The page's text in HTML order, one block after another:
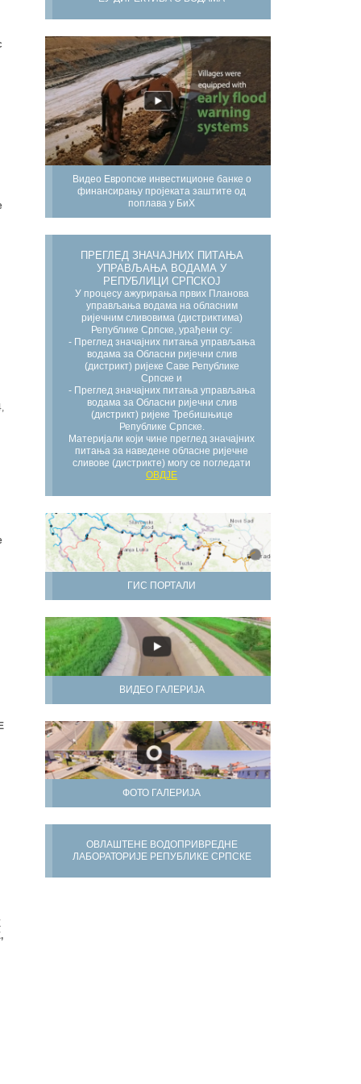
Видео Европске инвестиционе банке о
финансирању пројеката заштите од
поплава у БиХ
ПРЕГЛЕД ЗНАЧАЈНИХ ПИТАЊА
УПРАВЉАЊА ВОДАМА У
РЕПУБЛИЦИ СРПСКОЈ
У процесу ажурирања првих Планова
управљања водама на обласним
ријечним сливовима (дистриктима)
Републике Српске, урађени су:
- Преглед значајних питања управљања
водама за Обласни ријечни слив
(дистрикт) ријеке Саве Републике
Српске и
- Преглед значајних питања управљања
водама за Обласни ријечни слив
(дистрикт) ријеке Требишњице
Републике Српске.
Материјали који чине преглед значајних
питања за наведене обласне ријечне
сливове (дистрикте) могу се погледати
ОВДЈЕ
ГИС ПОРТАЛИ
ВИДЕО ГАЛЕРИЈА
ФОТО ГАЛЕРИЈА
ОВЛАШТЕНЕ ВОДОПРИВРЕДНЕ
ЛАБОРАТОРИЈЕ РЕПУБЛИКЕ СРПСКЕ